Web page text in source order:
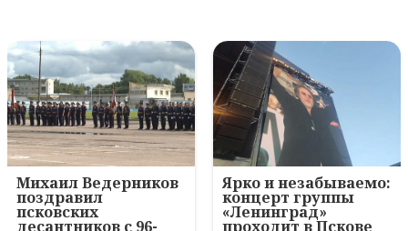
Михаил Ведерников
поздравил
псковских
десантников с 96-
Ярко и незабываемо:
концерт группы
«Ленинград»
проходит в Пскове